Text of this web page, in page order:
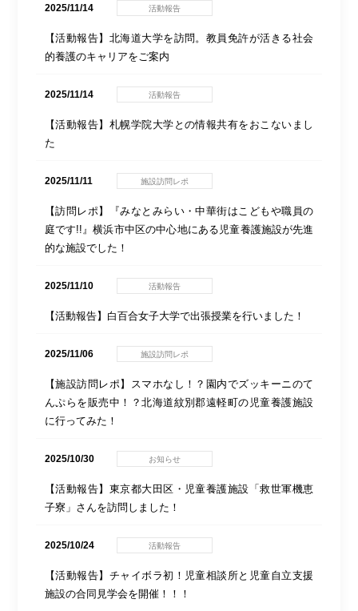
2025/11/14 活動報告
【活動報告】北海道大学を訪問。教員免許が活きる社会
的養護のキャリアをご案内
2025/11/14 活動報告
【活動報告】札幌学院大学との情報共有をおこないまし
た
2025/11/11 施設訪問レポ
【訪問レポ】『みなとみらい・中華街はこどもや職員の
庭です!!』横浜市中区の中心地にある児童養護施設が先進
的な施設でした！
2025/11/10 活動報告
【活動報告】白百合女子大学で出張授業を行いました！
2025/11/06 施設訪問レポ
【施設訪問レポ】スマホなし！？園内でズッキーニのて
んぷらを販売中！？北海道紋別郡遠軽町の児童養護施設
に行ってみた！
2025/10/30 お知らせ
【活動報告】東京都大田区・児童養護施設「救世軍機恵
子寮」さんを訪問しました！
2025/10/24 活動報告
【活動報告】チャイボラ初！児童相談所と児童自立支援
施設の合同見学会を開催！！！